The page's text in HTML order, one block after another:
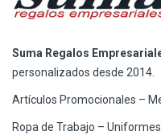
Suma Regalos
personalizados desde 2014.
Artículos Promocionales –
Ropa de Trabajo – Uniformes